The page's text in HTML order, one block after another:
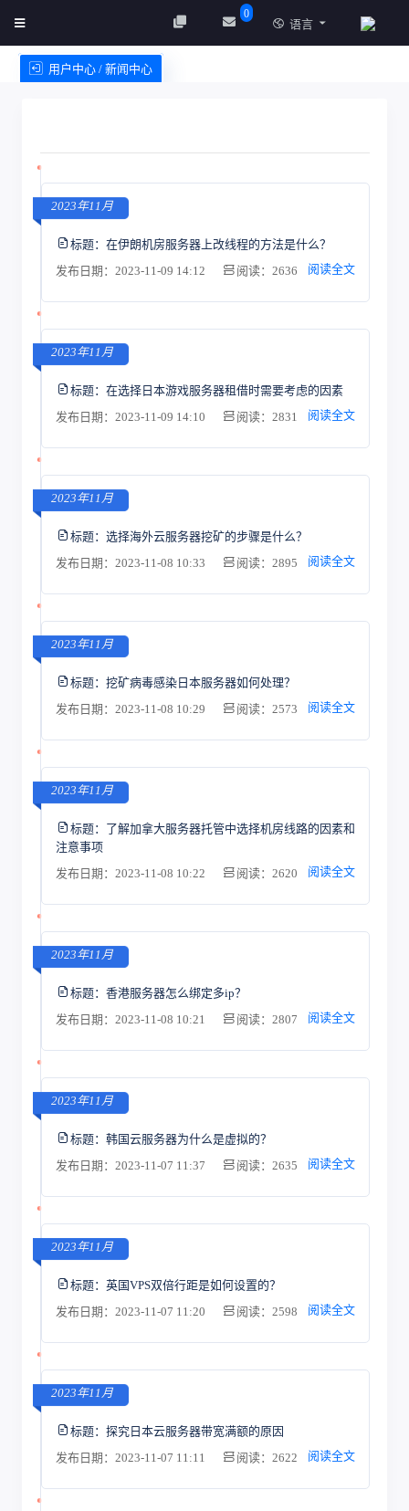
0
语言
用户中心 / 新闻中心
2023年11月
标题： 在伊朗机房服务器上改线程的方法是什么？
发布日期：2023-11-09 14:12
阅读：2636 阅读全文
2023年11月
标题： 在选择日本游戏服务器租借时需要考虑的因素
发布日期：2023-11-09 14:10
阅读：2831 阅读全文
2023年11月
标题： 选择海外云服务器挖矿的步骤是什么？
发布日期：2023-11-08 10:33
阅读：2895 阅读全文
2023年11月
标题： 挖矿病毒感染日本服务器如何处理？
发布日期：2023-11-08 10:29
阅读：2573 阅读全文
2023年11月
标题： 了解加拿大服务器托管中选择机房线路的因素和
注意事项
发布日期：2023-11-08 10:22
阅读：2620 阅读全文
2023年11月
标题： 香港服务器怎么绑定多ip？
发布日期：2023-11-08 10:21
阅读：2807 阅读全文
2023年11月
标题： 韩国云服务器为什么是虚拟的？
发布日期：2023-11-07 11:37
阅读：2635 阅读全文
2023年11月
标题： 英国VPS双倍行距是如何设置的？
发布日期：2023-11-07 11:20
阅读：2598 阅读全文
2023年11月
标题： 探究日本云服务器带宽满额的原因
发布日期：2023-11-07 11:11
阅读：2622 阅读全文